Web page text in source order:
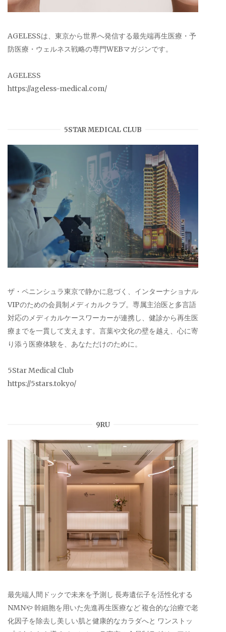
AGELESSは、東京から世界へ発信する最先端再生医療・予
防医療・ウェルネス戦略の専門WEBマガジンです。
AGELESS
https://ageless-medical.com/
5STAR MEDICAL CLUB
ザ・ペニンシュラ東京で静かに息づく、インターナショナル
VIPのための会員制メディカルクラブ。専属主治医と多言語
対応のメディカルケースワーカーが連携し、健診から再生医
療までを一貫して支えます。言葉や文化の壁を越え、心に寄
り添う医療体験を、あなただけのために。
5Star Medical Club
https://5stars.tokyo/
9RU
最先端人間ドックで未来を予測し 長寿遺伝子を活性化する
NMNや 幹細胞を用いた先進再生医療など 複合的な治療で老
化因子を除去し美しい肌と健康的なカラダへと ワンストッ